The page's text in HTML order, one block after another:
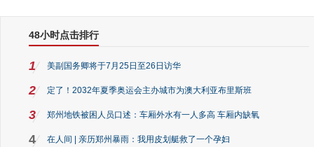
48小时点击排行
1 美副国务卿将于7月25日至26日访华
2 定了！2032年夏季奥运会主办城市为澳大利亚布里斯班
3 郑州地铁被困人员口述：车厢外水有一人多高 车厢内缺氧
4 在人间 | 亲历郑州暴雨：我用皮划艇救了一个孕妇